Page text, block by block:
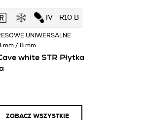
IV R10 B
white STR Płytka
UNIWERSALNE
mm / 8 mm
ZOBACZ WSZYSTKIE